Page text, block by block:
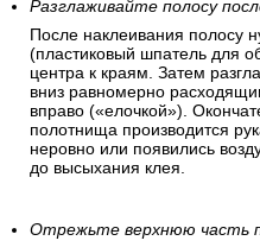
Разглаживайте полосу
После наклеивания полосу
(пластиковый шпатель для
центра к краям. Затем
вниз равномерно
вправо («елочкой»).
полотнища производится
неровно или появились
до высыхания клея.
Отрежьте верхнюю часть